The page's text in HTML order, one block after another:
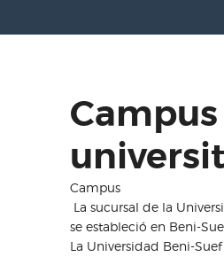
Campus
Campus
La sucursal de la
se estableció en Beni-
La Universidad Beni-